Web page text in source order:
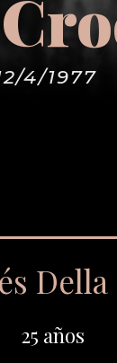
4/1977
25 años